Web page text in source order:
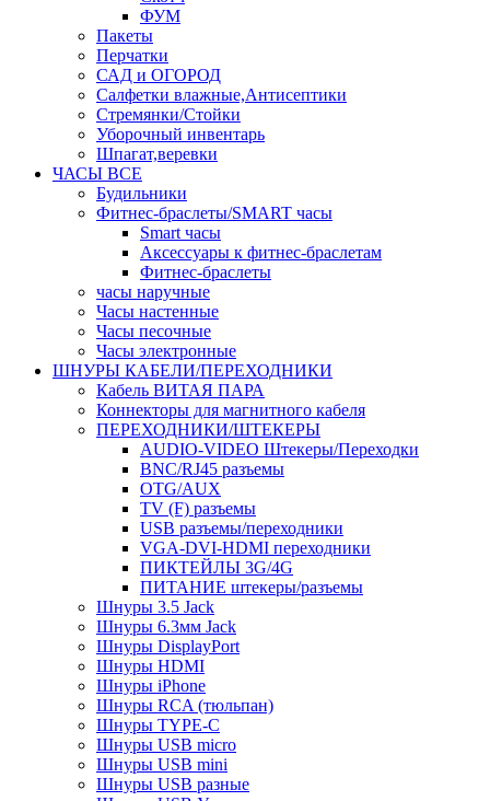
ФУМ
Пакеты
Перчатки
САД и ОГОРОД
Салфетки влажные,Антисептики
Стремянки/Стойки
Уборочный инвентарь
Шпагат,веревки
ЧАСЫ ВСЕ
Будильники
Фитнес-браслеты/SMART часы
Smart часы
Аксессуары к фитнес-браслетам
Фитнес-браслеты
часы наручные
Часы настенные
Часы песочные
Часы электронные
ШНУРЫ КАБЕЛИ/ПЕРЕХОДНИКИ
Кабель ВИТАЯ ПАРА
Коннекторы для магнитного кабеля
ПЕРЕХОДНИКИ/ШТЕКЕРЫ
AUDIO-VIDEO Штекеры/Переходки
BNC/RJ45 разъемы
OTG/AUX
TV (F) разъемы
USB разъемы/переходники
VGA-DVI-HDMI переходники
ПИКТЕЙЛЫ 3G/4G
ПИТАНИЕ штекеры/разъемы
Шнуры 3.5 Jack
Шнуры 6.3мм Jack
Шнуры DisplayPort
Шнуры HDMI
Шнуры iPhone
Шнуры RCA (тюльпан)
Шнуры TYPE-C
Шнуры USB micro
Шнуры USB mini
Шнуры USB разные